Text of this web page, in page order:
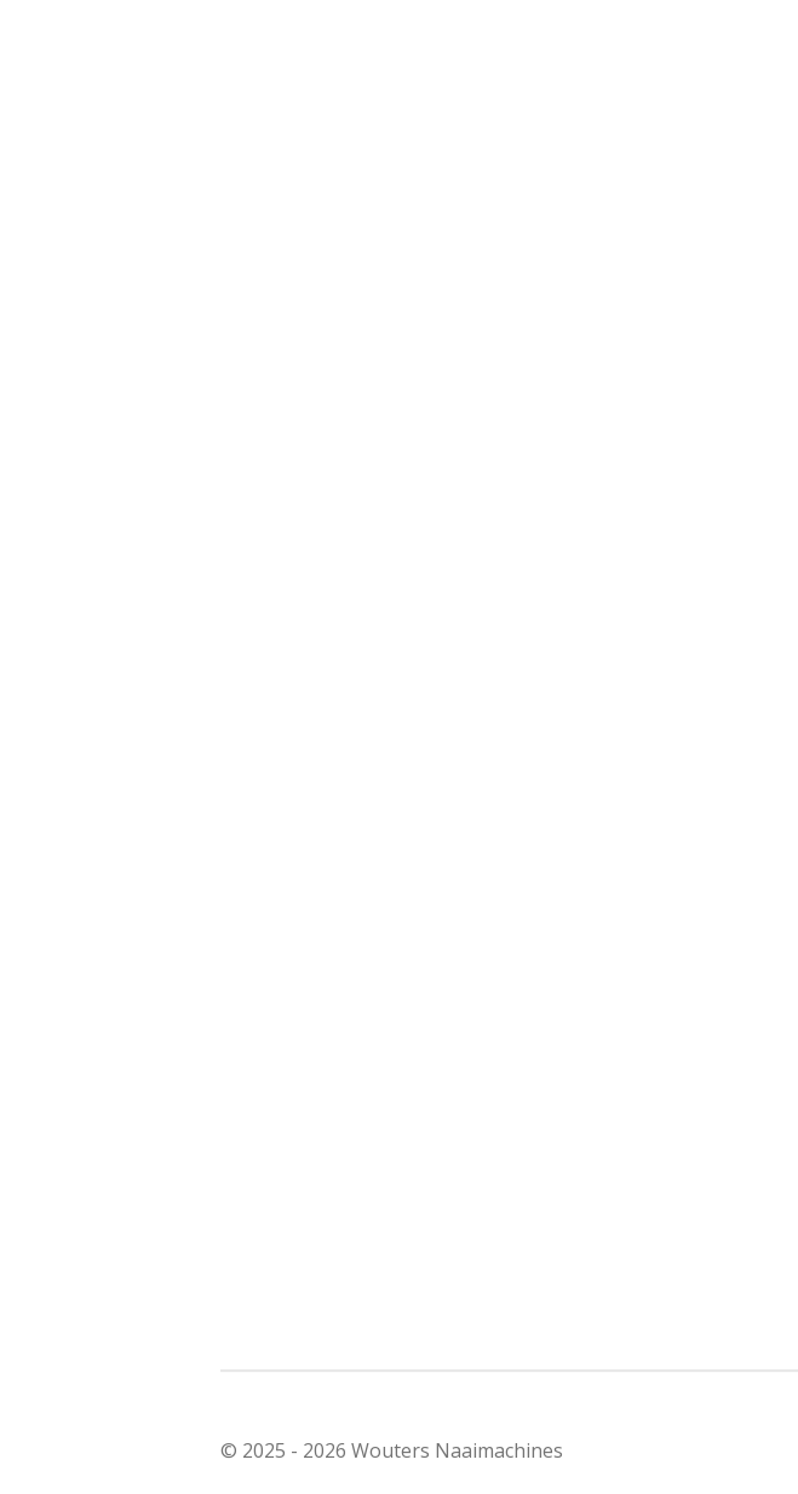
© 2025 - 2026 Wouters Naaimachines